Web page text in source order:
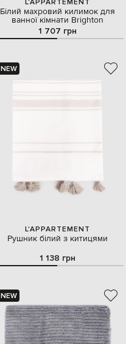
L'APPARTEMENT
Білий махровий килимок для
ванної кімнати Brighton
1 707 грн
NEW
L'APPARTEMENT
Рушник білий з китицями
1 138 грн
NEW